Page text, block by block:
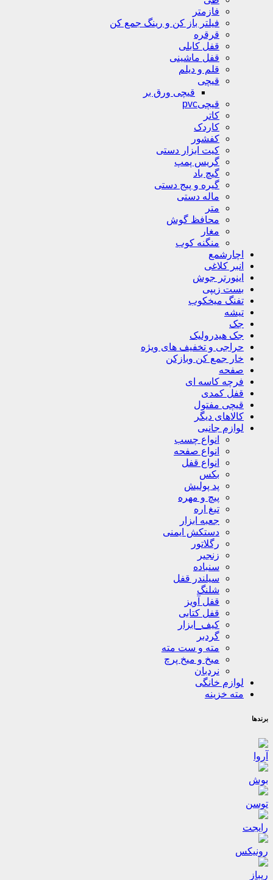
فازمتر
فیلتر باز کن و رینگ جمع کن
قرقره
قفل کابلی
قفل ماشینی
قلم و دیلم
قیچی
قیچی ورق بر
قیچیpvc
کاتر
کاردک
کفشور
کیت ابزار دستی
گریس پمپ
گیچ باد
گیره و پیج دستی
ماله دستی
متر
محافظ گوش
مغار
منگنه کوب
اچارشمع
انبر کلاغی
اینورتر جوش
بست زیپی
تفنگ میخکوب
تیشه
جک
جک هیدرولیک
حراجی و تخفیف های ویژه
خار جمع کن وبازکن
صفحه
فرچه کاسه ای
قفل کمدی
قیچی مفتول
کالاهای دیگر
لوازم جانبی
انواع چسب
انواع صفحه
انواع قفل
بکس
پد پولیش
پیچ و مهره
تیغ اره
جعبه ابزار
دستکش ایمنی
رگلاتور
زنجیر
سنباده
سیلندر قفل
شلنگ
قفل آویز
قفل کتابی
کیف_ابزار
گردبر
مته و ست مته
میخ و میخ پرچ
نردبان
لوازم خانگی
مته خزینه
برندها
آروا
بوش
توسن
رایجت
رونیکس
ریباز